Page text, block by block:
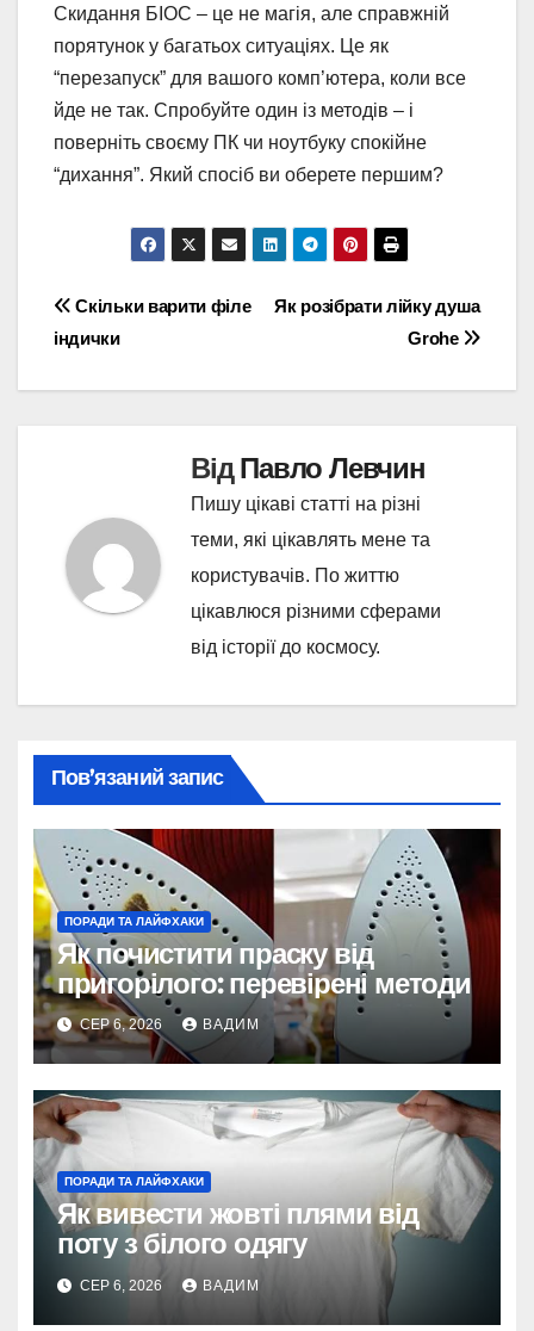
Скидання БІОС – це не магія, але справжній
порятунок у багатьох ситуаціях. Це як
“перезапуск” для вашого комп’ютера, коли все
йде не так. Спробуйте один із методів – і
поверніть своєму ПК чи ноутбуку спокійне
“дихання”. Який спосіб ви оберете першим?
Навігація
записів
Як розібрати лійку душа
Grohe
Скільки варити філе
індички
ВідПавло Левчин
Пишу цікаві статті на різні
теми, які цікавлять мене та
користувачів. По життю
цікавлюся різними сферами
від історії до космосу.
Пов’язаний запис
ПОРАДИ ТА ЛАЙФХАКИ
Як почистити праску від
пригорілого: перевірені методи
СЕР 6, 2026 ВАДИМ
ПОРАДИ ТА ЛАЙФХАКИ
Як вивести жовті плями від
поту з білого одягу
СЕР 6, 2026 ВАДИМ